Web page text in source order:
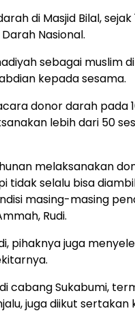
di Masjid Bilal,
Nasional.
sebagai muslim
kepada sesama.
donor darah pada
lebih dari 50
melaksanakan
tidak selalu bisa
masing-masing
Rudi.
pihaknya juga
cabang Sukabumi,
juga diikut sertakan